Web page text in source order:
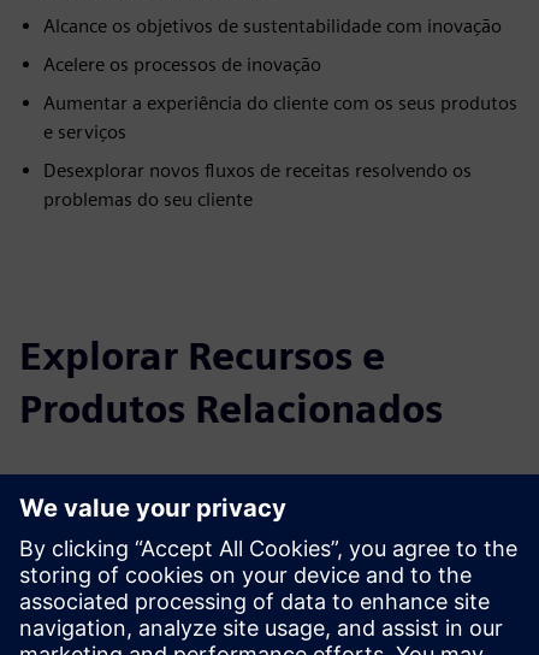
Alcance os objetivos de sustentabilidade com inovação
Acelere os processos de inovação
Aumentar a experiência do cliente com os seus produtos
e serviços
Desexplorar novos fluxos de receitas resolvendo os
problemas do seu cliente
Explorar Recursos e
Produtos Relacionados
Informações e Recursos Adicionais
Documento técnico
Saiba mais
Pré-requisitos